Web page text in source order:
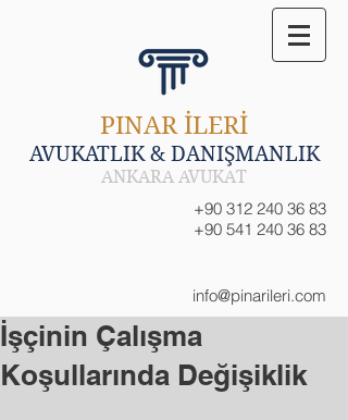
PINAR İLERİ
AVUKATLIK & DANIŞMANLIK
ANKARA AVUKAT
+90 312 240 36 83
+90 541 240 36 83
info@pinarileri.com
İşçinin Çalışma
Koşullarında Değişiklik